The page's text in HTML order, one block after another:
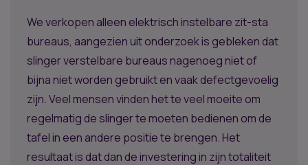
We verkopen alleen elektrisch instelbare zit-sta
bureaus, aangezien uit onderzoek is gebleken dat
slinger verstelbare bureaus nagenoeg niet of
bijna niet worden gebruikt en vaak defectgevoelig
zijn. Veel mensen vinden het te veel moeite om
regelmatig de slinger te moeten bedienen om de
tafel in een andere positie te brengen. Het
resultaat is dat dan de investering in zijn totaliteit